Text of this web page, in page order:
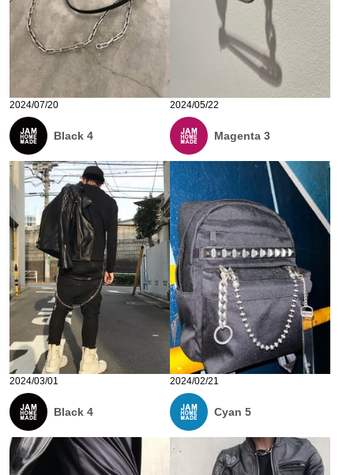
2024/07/20
Black 4
2024/05/22
Magenta 3
2024/03/01
Black 4
2024/02/21
Cyan 5